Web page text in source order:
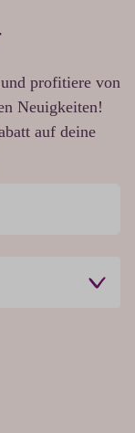
profitiere von
Neuigkeiten!
auf deine